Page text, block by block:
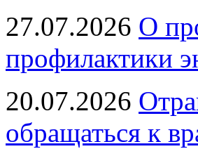
27.07.2026 О
профилактики
20.07.2026
обращаться к